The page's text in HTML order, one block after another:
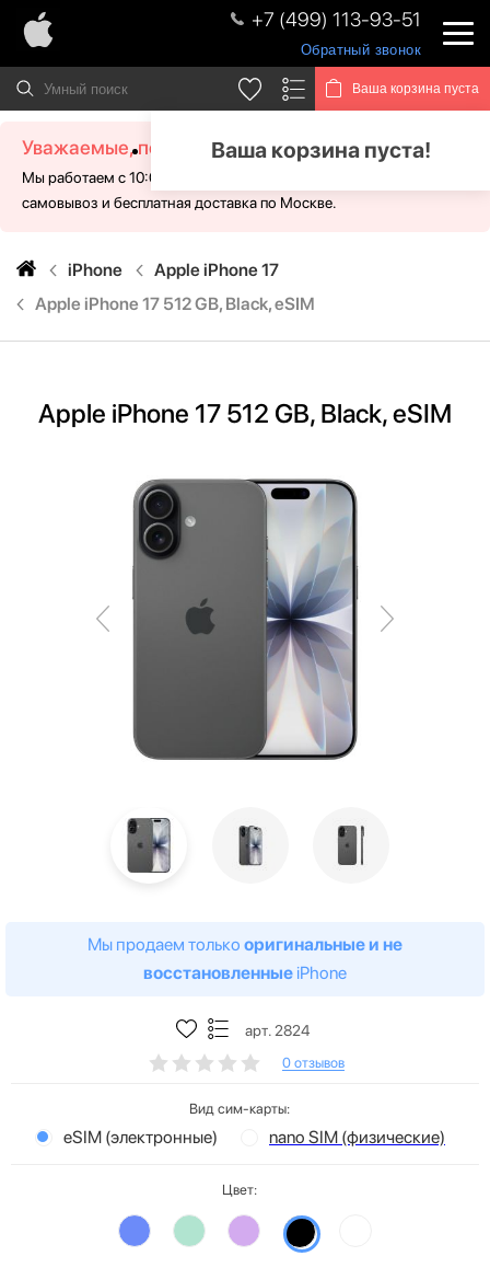
+7 (499) 113-93-51
Обратный звонок
Ваша корзина пуста
Ваша корзина пуста!
Уважаемые, посетители!
Мы работаем с 10:00 - 21:00 без выходных. Для Вас доступен
самовывоз и бесплатная доставка по Москве.
iPhone
Apple iPhone 17
Apple iPhone 17 512 GB, Black, eSIM
Apple iPhone 17 512 GB, Black, eSIM
Мы продаем только оригинальные и не
восстановленные iPhone
арт. 2824
0 отзывов
Вид сим-карты:
eSIM (электронные) nano SIM (физические)
Цвет: